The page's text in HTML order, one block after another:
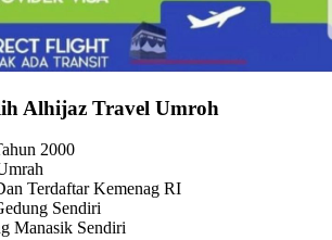
Alhijaz Travel Umroh
2000
Terdaftar Kemenag RI
Sendiri
Manasik Sendiri